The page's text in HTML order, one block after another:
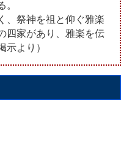
。
、祭神を祖と仰ぐ雅楽
四家があり、雅楽を伝
示より）